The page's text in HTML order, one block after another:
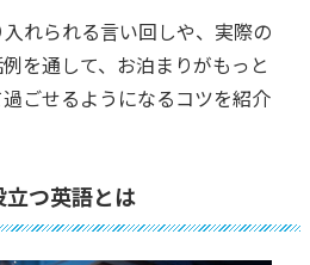
れられる言い回しや、実際の
を通して、お泊まりがもっと
ごせるようになるコツを紹介
つ英語とは